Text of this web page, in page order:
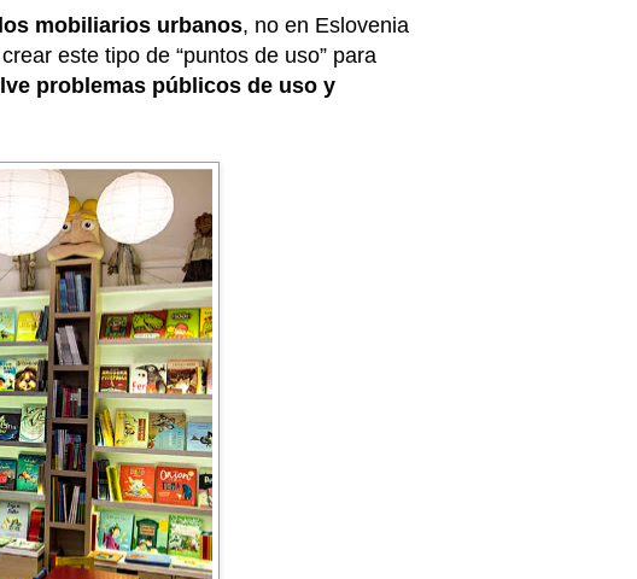
mobiliarios urbanos, no en Eslovenia
este tipo de “puntos de uso” para
problemas públicos de uso y